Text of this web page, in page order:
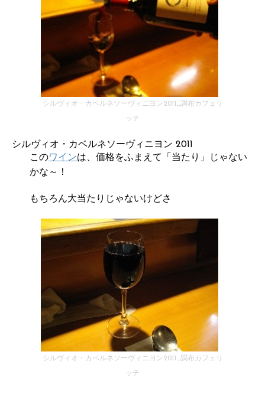
シルヴィオ・カベルネソーヴィニヨン2011_調布カフェリ
ッチ
シルヴィオ・カベルネソーヴィニヨン 2011
このワインは、価格をふまえて「当たり」じゃない
かな～！
もちろん大当たりじゃないけどさ
シルヴィオ・カベルネソーヴィニヨン2011_調布カフェリ
ッチ